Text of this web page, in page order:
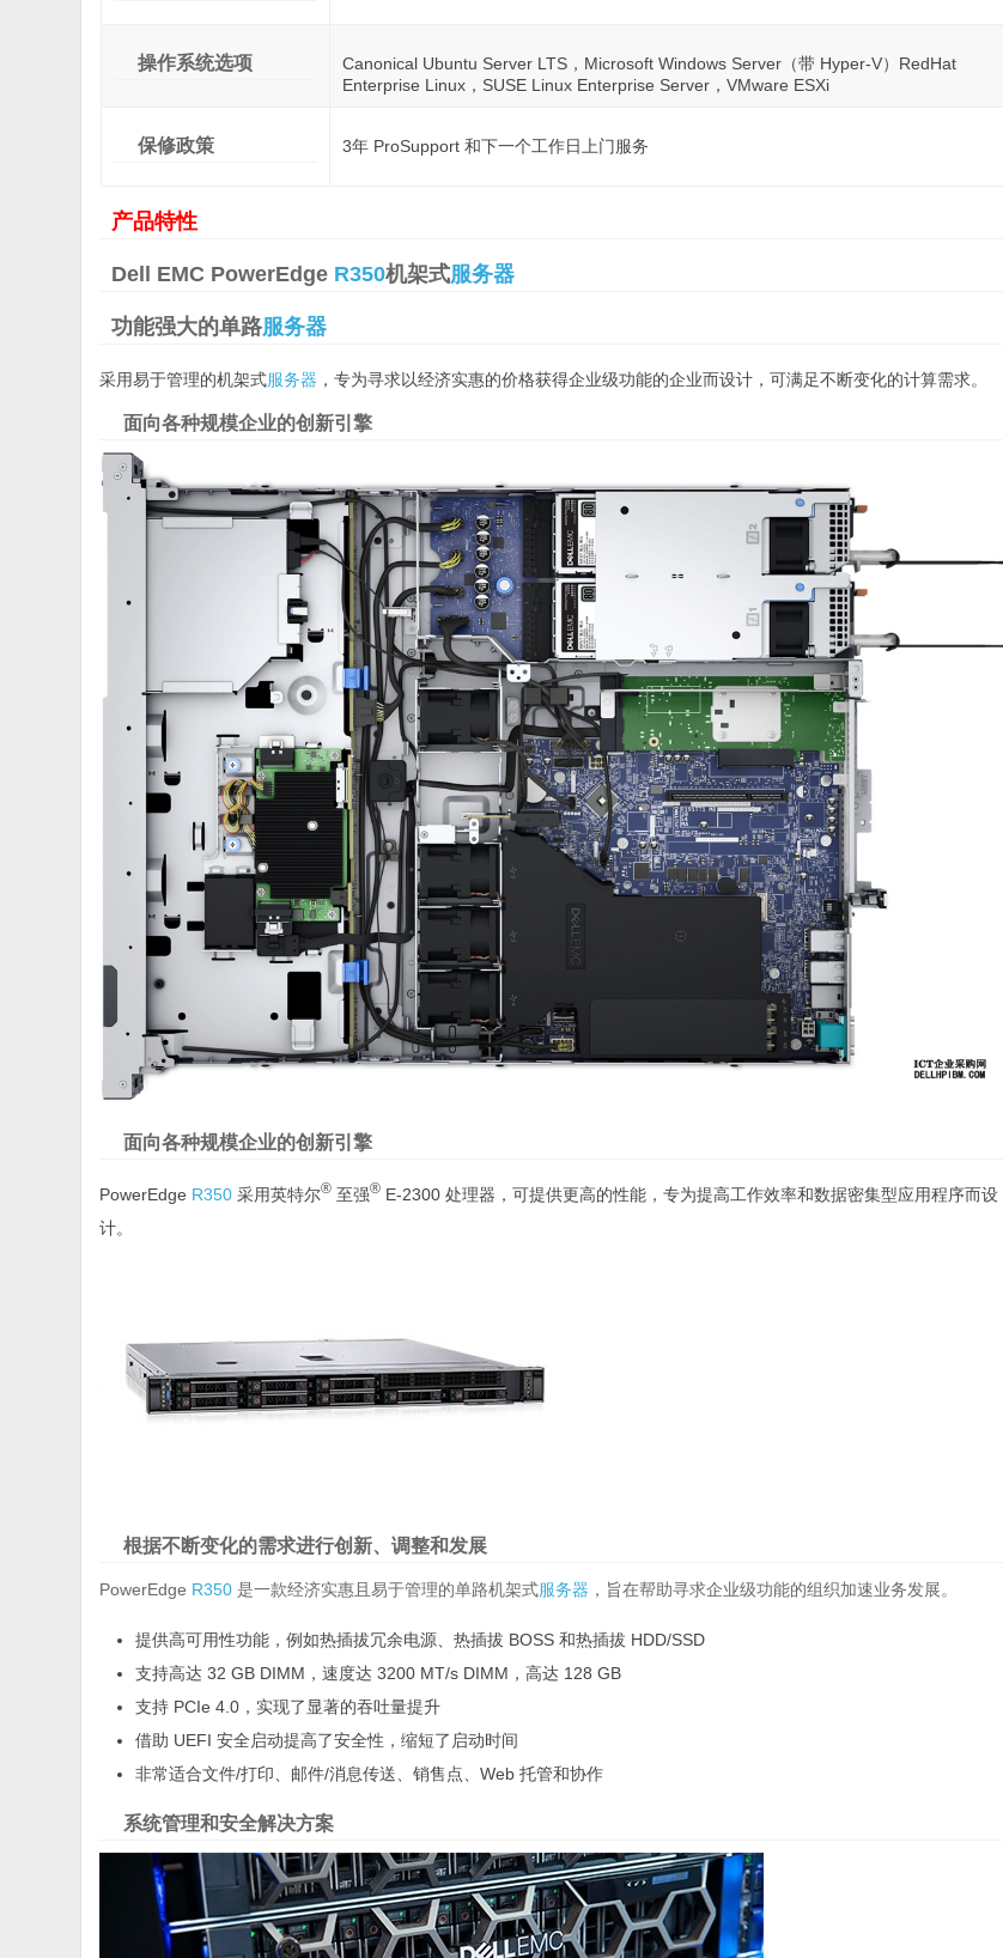
操作系统选项
Canonical Ubuntu Server LTS，Microsoft Windows Server（带 Hyper-V）RedHat
Enterprise Linux，SUSE Linux Enterprise Server，VMware ESXi
保修政策 3年 ProSupport 和下一个工作日上门服务
产品特性
Dell EMC PowerEdge R350机架式服务器
功能强大的单路服务器
采用易于管理的机架式服务器 ，专为寻求以经济实惠的价格获得企业级功能的企业而设计，可满足不断变化的计算需求。
面向各种规模企业的创新引擎
面向各种规模企业的创新引擎
PowerEdge R350 采用英特尔® 至强® E-2300 处理器，可提供更高的性能，专为提高工作效率和数据密集型应用程序而设
计。
根据不断变化的需求进行创新、调整和发展
PowerEdge R350 是一款经济实惠且易于管理的单路机架式服务器 ，旨在帮助寻求企业级功能的组织加速业务发展。
提供高可用性功能，例如热插拔冗余电源、热插拔 BOSS 和热插拔 HDD/SSD
支持高达 32 GB DIMM，速度达 3200 MT/s DIMM，高达 128 GB
支持 PCIe 4.0，实现了显著的吞吐量提升
借助 UEFI 安全启动提高了安全性，缩短了启动时间
非常适合文件/打印、邮件/消息传送、销售点、Web 托管和协作
系统管理和安全解决方案